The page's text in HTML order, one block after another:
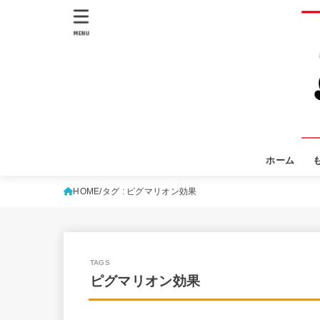
ホーム
MENU
HOME タグ : ピグマリオン効果
ピグマリオン効果